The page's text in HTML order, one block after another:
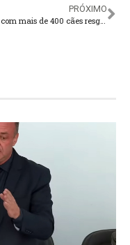
PRÓXIMO
Abrigo com mais de 400 cães resgatados encerra atividades após mobilização nacional